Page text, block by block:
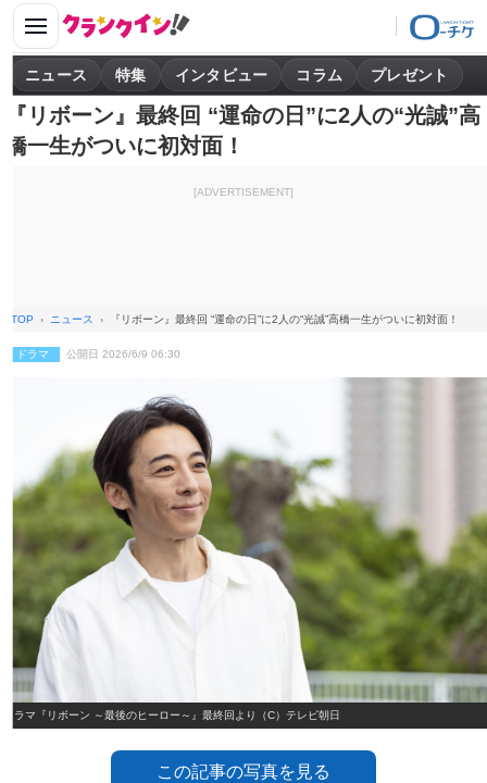
ニュース 特集 インタビュー コラム プレゼント
『リボーン』最終回 “運命の日”に2人の“光誠”高
橋一生がついに初対面！
[ADVERTISEMENT]
TOP ニュース 『リボーン』最終回 “運命の日”に2人の“光誠”高橋一生がついに初対面！
ドラマ 公開日 2026/6/9 06:30
ドラマ『リボーン ～最後のヒーロー～』最終回より（C）テレビ朝日
この記事の写真を見る